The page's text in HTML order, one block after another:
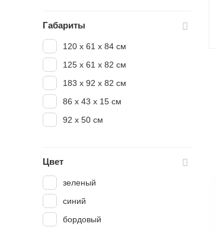
Габариты
120 х 61 х 84 см
125 х 61 х 82 см
183 х 92 х 82 см
86 х 43 х 15 см
92 х 50 см
Цвет
зеленый
синий
бордовый